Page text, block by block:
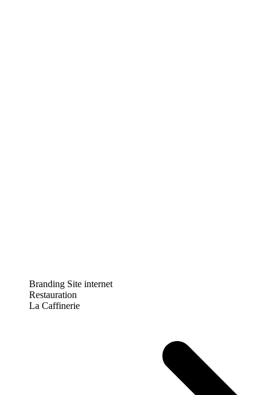
Branding Site internet
Restauration
La Caffinerie